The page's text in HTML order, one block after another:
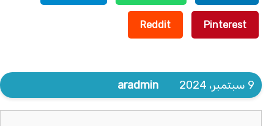
Pinterest
Reddit
9 سبتمبر، 2024 aradmin